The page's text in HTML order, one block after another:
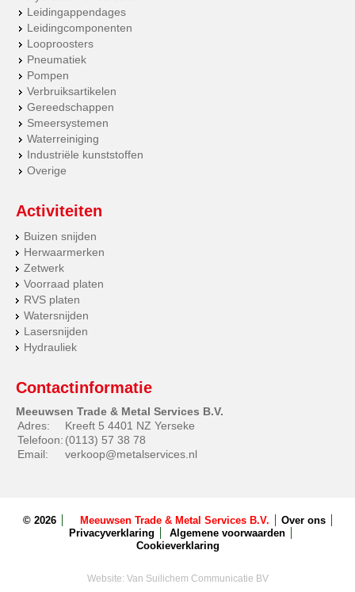
Leidingappendages
Leidingcomponenten
Looproosters
Pneumatiek
Pompen
Verbruiksartikelen
Gereedschappen
Smeersystemen
Waterreiniging
Industriële kunststoffen
Overige
Activiteiten
Buizen snijden
Herwaarmerken
Zetwerk
Voorraad platen
RVS platen
Watersnijden
Lasersnijden
Hydrauliek
Contactinformatie
Meeuwsen Trade & Metal Services B.V.
Adres:
Kreeft 5 4401 NZ Yerseke
Telefoon: (0113) 57 38 78
Email:
verkoop@metalservices.nl
© 2026 Meeuwsen Trade & Metal Services B.V.
Over ons
Privacyverklaring
Algemene voorwaarden
Cookieverklaring
Website: Van Suilichem Communicatie BV